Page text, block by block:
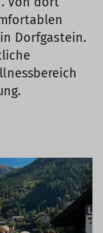
Dorfgastein.